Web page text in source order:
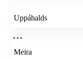
Uppáhalds
Meira